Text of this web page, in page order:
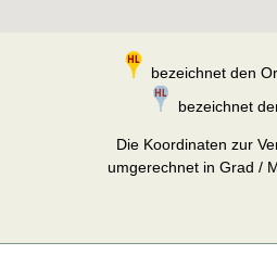
bezeichnet den
bezeichnet
Die Koordinaten zur
umgerechnet in Grad /